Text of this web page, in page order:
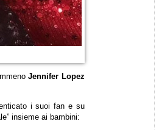
Jennifer Lopez
i suoi fan e su
insieme ai bambini: